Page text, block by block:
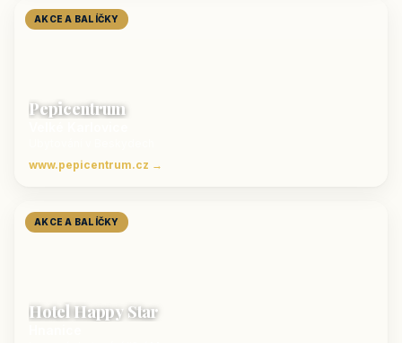
AKCE A BALÍČKY
Pepicentrum
www.pepicentrum.cz →
AKCE A BALÍČKY
Hotel Happy Star